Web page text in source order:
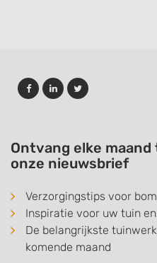
Ontvang elke
onze nieuwsbrief
Verzorgingstips voor
Inspiratie voor uw tuin
De belangrijkste
komende maand